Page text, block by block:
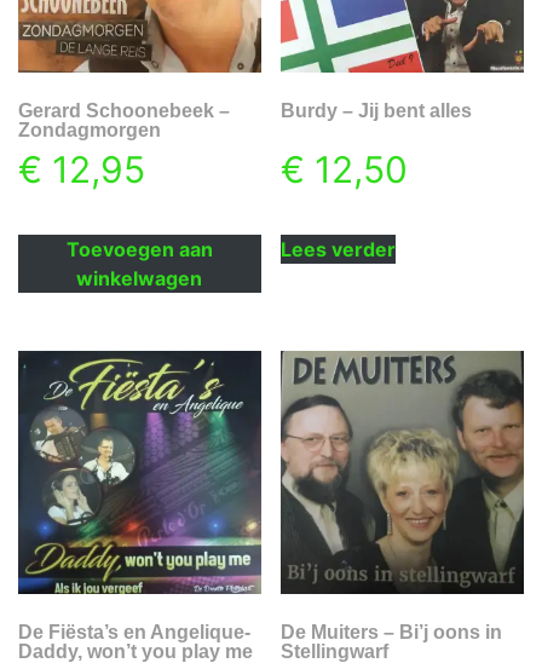
Gerard Schoonebeek –
Zondagmorgen
€ 12,95
Toevoegen aan
winkelwagen
Burdy – Jij bent alles
€ 12,50
Lees verder
De Fiësta’s en Angelique-
Daddy, won’t you play me
De Muiters – Bi’j oons in
Stellingwarf